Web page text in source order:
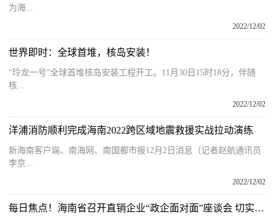
为海...
2022/12/02
世界即时：全球首堆，核岛安装！
“玲龙一号”全球首堆核岛安装工程开工。11月30日15时18分，伴随
核...
2022/12/02
洋浦消防顺利完成海南2022跨区域地震救援实战拉动演练
新海南客户端、南海网、南国都市报12月2日消息（记者赵航通讯员
李京...
2022/12/02
每日焦点！海南省召开直销企业“政企面对面”座谈会 切实为企业解决“急难愁盼”问题